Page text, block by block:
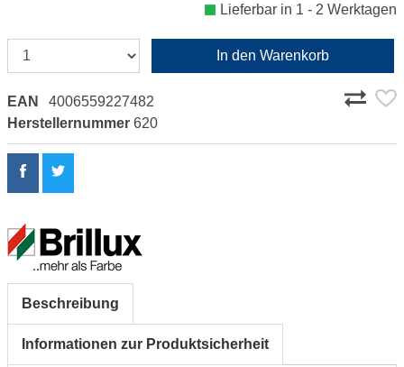
Lieferbar in 1 - 2 Werktagen
In den Warenkorb
EAN
4006559227482
Herstellernummer 620
Beschreibung
Informationen zur Produktsicherheit